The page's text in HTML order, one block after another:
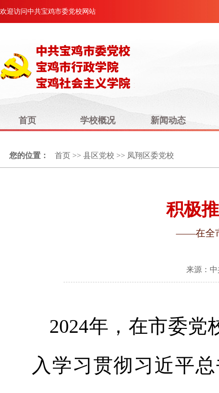
欢迎访问中共宝鸡市委党校网站
首页 学校概况 新闻动态
您的位置： 首页>> 县区党校 >> 凤翔区委党校
积极
——在全
来源：
2024年，在市委
入学习贯彻习近平